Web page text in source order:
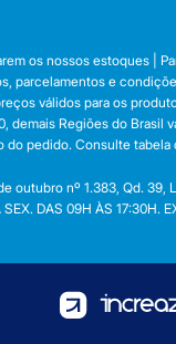
os nossos estoques |
parcelamentos e
válidos para os
Regiões do
do pedido. Consulte tabela
outubro nº 1.383, Qd.
DAS 09H ÀS 17:30H.